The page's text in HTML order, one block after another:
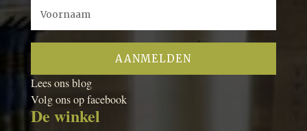
Lees ons blog
Volg ons op facebook
De winkel